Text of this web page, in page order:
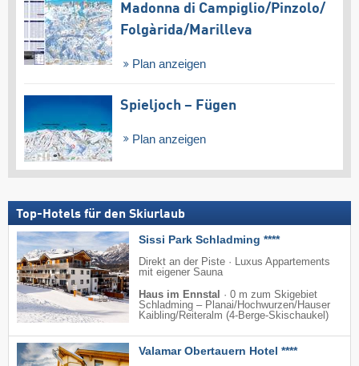
Madonna di Campiglio/​Pinzolo/​
Folgàrida/​Marilleva
Plan anzeigen
Spieljoch – Fügen
Plan anzeigen
Top-Hotels für den Skiurlaub
Sissi Park Schladming ****
Direkt an der Piste · Luxus Appartements
mit eigener Sauna
Haus im Ennstal · 0 m zum Skigebiet
Schladming – Planai/​Hochwurzen/​Hauser
Kaibling/​Reiteralm (4-Berge-Skischaukel)
Valamar Obertauern Hotel ****